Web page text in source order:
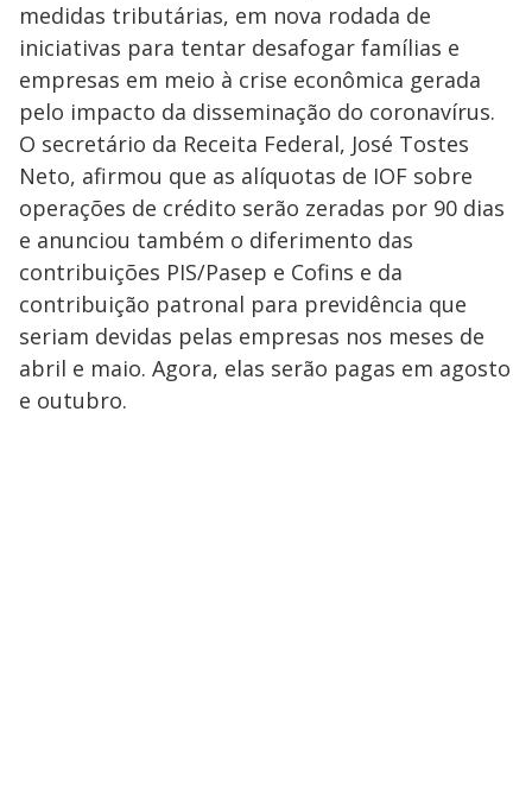
medidas tributárias, em nova rodada de
iniciativas para tentar desafogar famílias e
empresas em meio à crise econômica gerada
pelo impacto da disseminação do coronavírus.
O secretário da Receita Federal, José Tostes
Neto, afirmou que as alíquotas de IOF sobre
operações de crédito serão zeradas por 90 dias
e anunciou também o diferimento das
contribuições PIS/Pasep e Cofins e da
contribuição patronal para previdência que
seriam devidas pelas empresas nos meses de
abril e maio. Agora, elas serão pagas em agosto
e outubro.